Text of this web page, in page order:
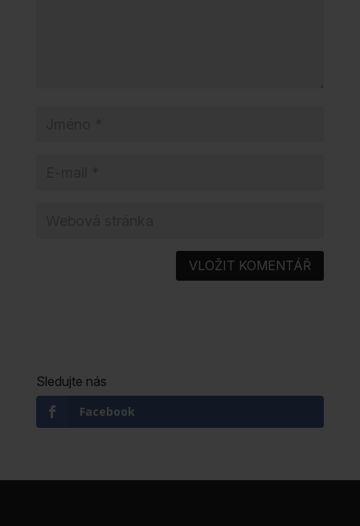
Sledujte nás
Facebook